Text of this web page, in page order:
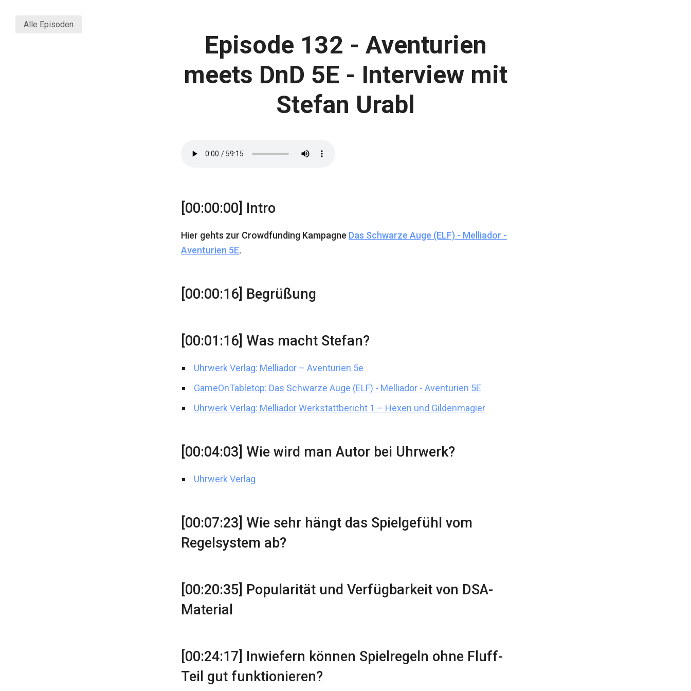
Alle Episoden
Episode 132 - Aventurien
meets DnD 5E - Interview mit
Stefan Urabl
[00:00:00] Intro
Hier gehts zur Crowdfunding Kampagne Das Schwarze Auge (ELF) - Melliador -
Aventurien 5E.
[00:00:16] Begrüßung
[00:01:16] Was macht Stefan?
Uhrwerk Verlag: Melliador – Aventurien 5e
GameOnTabletop: Das Schwarze Auge (ELF) - Melliador - Aventurien 5E
Uhrwerk Verlag: Melliador Werkstattbericht 1 – Hexen und Gildenmagier
[00:04:03] Wie wird man Autor bei Uhrwerk?
Uhrwerk Verlag
[00:07:23] Wie sehr hängt das Spielgefühl vom
Regelsystem ab?
[00:20:35] Popularität und Verfügbarkeit von DSA-
Material
[00:24:17] Inwiefern können Spielregeln ohne Fluff-
Teil gut funktionieren?